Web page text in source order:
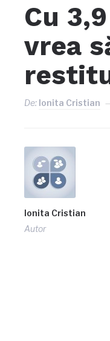
Cu
vrea
De: Ionita Cristian
Ionita Cristian
Autor